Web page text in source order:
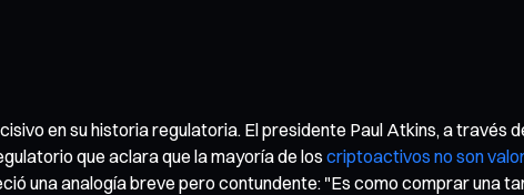
en su historia regulatoria. El presidente Paul Atkins, a través
que aclara que la mayoría de los criptoactivos no son
una analogía breve pero contundente: "Es como comprar una